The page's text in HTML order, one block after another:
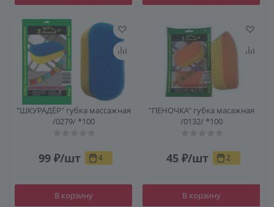
"ШКУРАДЁР" губка массажная
/0279/ *100
99 ₽/шт 4
В корзину
"ПЕНОЧКА" губка масажная
/0132/ *100
45 ₽/шт 2
В корзину